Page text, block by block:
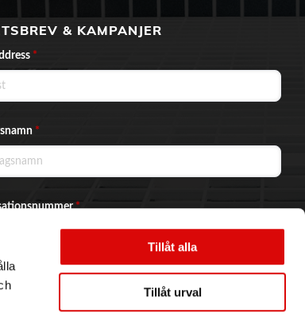
Tillåt alla
Tillåt urval
& KAMPANJER
*
*
*
jag vill prenumerera på nyhetsbrevet.